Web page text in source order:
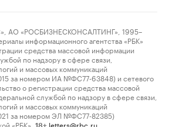
АО «РОСБИЗНЕСКОНСАЛТИНГ», 1995–
информационного агентства «РБК»
средства массовой информации
по надзору в сфере связи,
и массовых коммуникаций
за номером ИА №ФС77-63848) и сетевого
о регистрации средства массовой
службой по надзору в сфере связи,
и массовых коммуникаций
за номером ЭЛ №ФС77-82385)
«РБК».
letters@rbc.ru